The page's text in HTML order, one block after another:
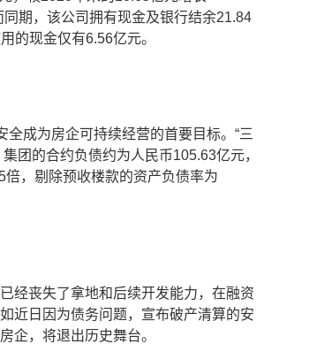
期，该公司拥有现金及银行结余21.84
的现金仅有6.56亿元。
全成为房企可持续经营的首要目标。“三
团的合约负债约为人民币105.63亿元，
，剔除预收楼款的资产负债率为
经丧失了拿地和后续开发能力，在融资
近日因为债务问题，宣布破产清算的安
企，将退出历史舞台。